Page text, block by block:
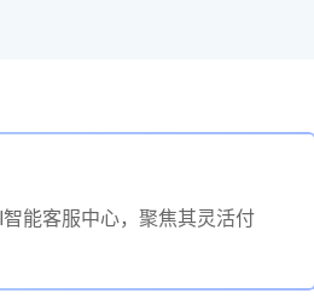
能客服中心，聚焦其灵活付